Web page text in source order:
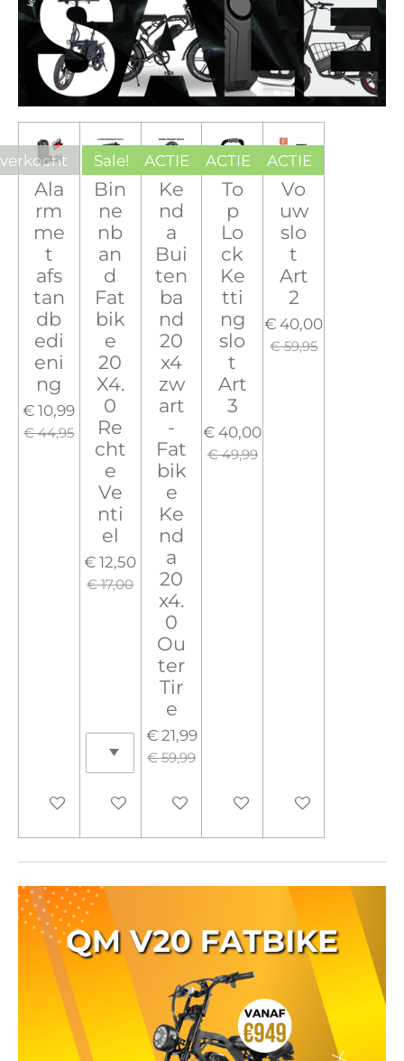
Ala
rm
me
t
afs
tan
db
edi
eni
ng
€ 10,99
€ 44,95
Houd mij op de hoogte
Sale!
Bin
ne
nb
an
d
Fat
bik
e
20
X4.
0
Re
cht
e
Ve
nti
el
€ 12,50
€ 17,00
In winkelwagen
ACTIE
Ke
nd
a
Bui
ten
ba
nd
20
x4
zw
art
-
Fat
bik
e
Ke
nd
a
20
x4.
0
Ou
ter
Tir
e
€ 21,99
€ 59,99
In winkelwagen
ACTIE
To
p
Lo
ck
Ke
tti
ng
slo
t
Art
3
€ 40,00
€ 49,99
In winkelwagen
ACTIE
Vo
uw
slo
t
Art
2
€ 40,00
€ 59,95
In winkelwagen